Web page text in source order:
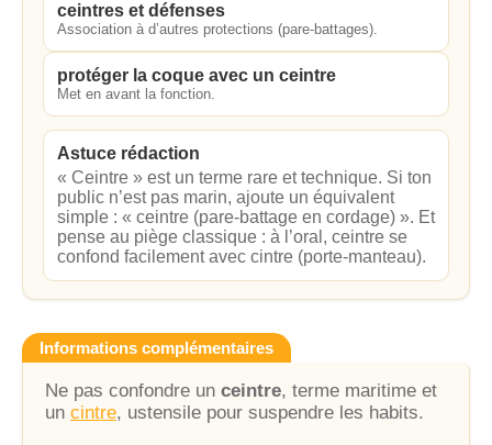
ceintres et défenses
Association à d’autres protections (pare-battages).
protéger la coque avec un ceintre
Met en avant la fonction.
Astuce rédaction
« Ceintre » est un terme rare et technique. Si ton
public n’est pas marin, ajoute un équivalent
simple : « ceintre (pare-battage en cordage) ». Et
pense au piège classique : à l’oral, ceintre se
confond facilement avec cintre (porte-manteau).
Informations complémentaires
Ne pas confondre un ceintre, terme maritime et
un cintre, ustensile pour suspendre les habits.